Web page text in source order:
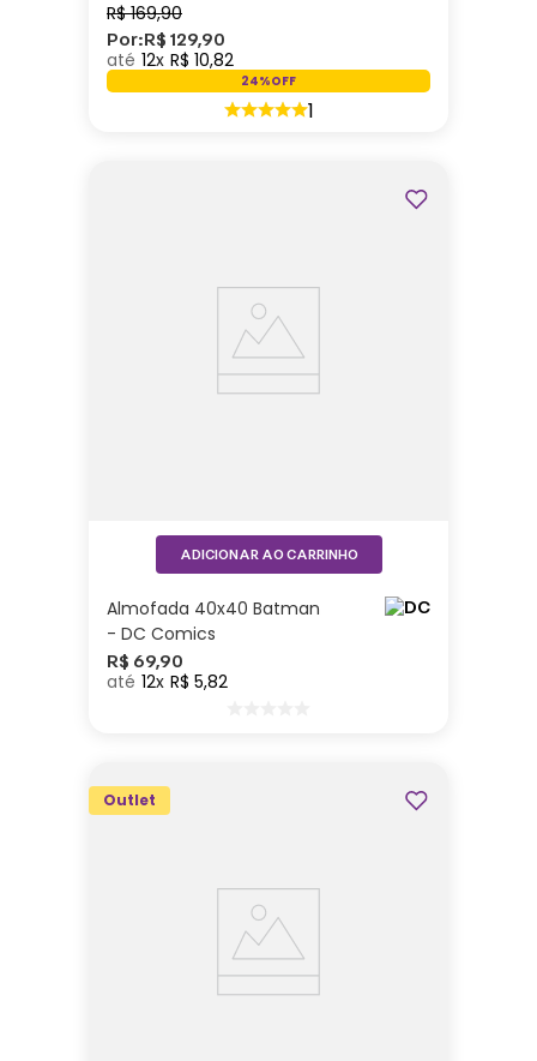
R$ 169,90
Por:R$ 129,90
12 R$ 10,82
24%OFF
1
Almofada 40x40 Batman
- DC Comics
R$ 69,90
12 R$ 5,82
ADICIONAR AO CARRINHO
Outlet